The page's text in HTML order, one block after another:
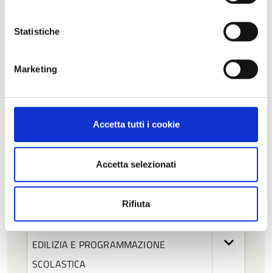
Statistiche
Marketing
Accetta tutti i cookie
Accetta selezionati
Rifiuta
Afferente all'ufficio
SERVIZIO BILANCIO
SERVIZIO INFRASTRUTTURE,
MOBILITA' SOSTENIBILE E PATRIMONIO
SERVIZIO SICUREZZA SISMICA,
EDILIZIA E PROGRAMMAZIONE
SCOLASTICA